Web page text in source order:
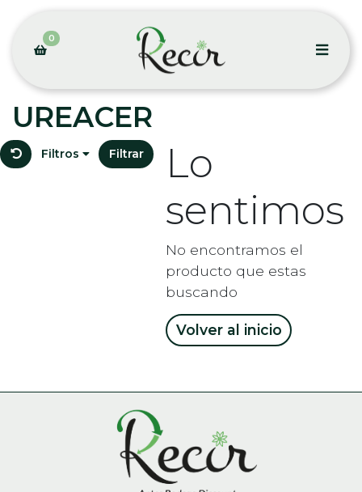
0
UREACER
Filtros Filtrar
Lo
sentimos
No encontramos el
producto que estas
buscando
Volver al inicio